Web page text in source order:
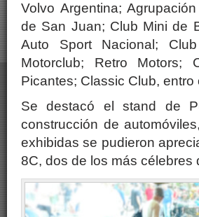
Volvo Argentina;
de San Juan; Club Mini de
Auto Sport Nacional;
Motorclub; Retro Motors;
Picantes; Classic Club, entro
Se destacó el stand de
construcción de
exhibidas se pudieron
8C, dos de los más célebres